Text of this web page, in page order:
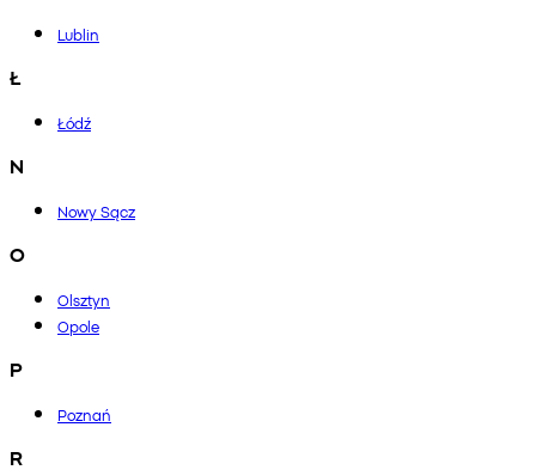
Lublin
Ł
Łódź
N
Nowy Sącz
O
Olsztyn
Opole
P
Poznań
R